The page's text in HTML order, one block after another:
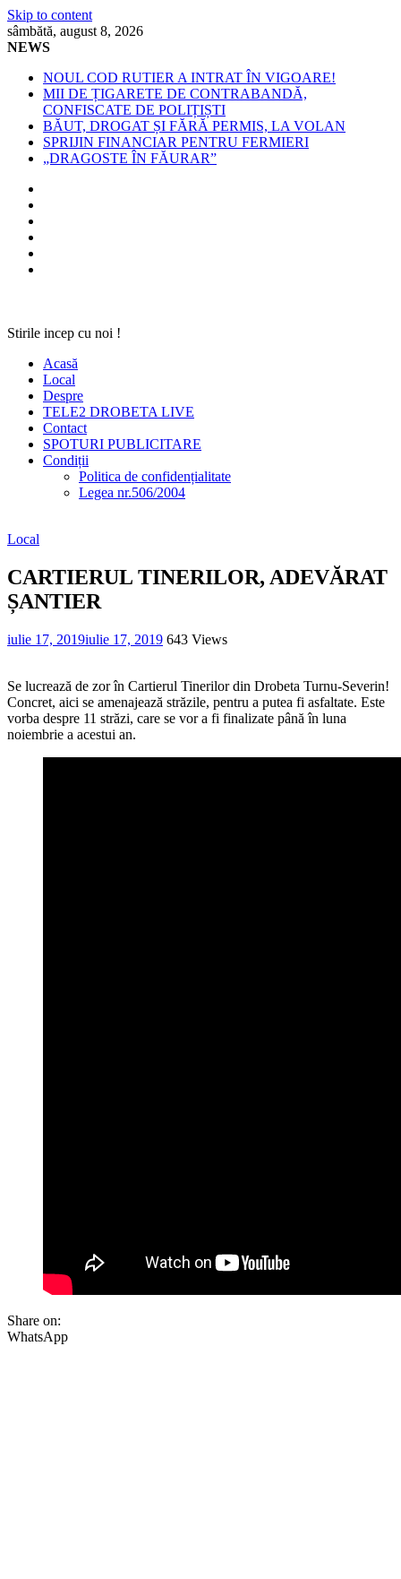
Skip to content
sâmbătă, august 8, 2026
NEWS
NOUL COD RUTIER A INTRAT ÎN VIGOARE!
MII DE ȚIGARETE DE CONTRABANDĂ,
CONFISCATE DE POLIȚIȘTI
BĂUT, DROGAT ȘI FĂRĂ PERMIS, LA VOLAN
SPRIJIN FINANCIAR PENTRU FERMIERI
„DRAGOSTE ÎN FĂURAR”
Stirile incep cu noi !
Acasă
Local
Despre
TELE2 DROBETA LIVE
Contact
SPOTURI PUBLICITARE
Condiții
Politica de confidențialitate
Legea nr.506/2004
Local
CARTIERUL TINERILOR, ADEVĂRAT
ȘANTIER
iulie 17, 2019iulie 17, 2019 643 Views
Se lucrează de zor în Cartierul Tinerilor din Drobeta Turnu-Severin!
Concret, aici se amenajează străzile, pentru a putea fi asfaltate. Este
vorba despre 11 străzi, care se vor a fi finalizate până în luna
noiembrie a acestui an.
Share on:
WhatsApp